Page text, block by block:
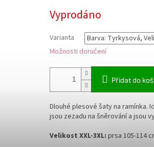
cena:
Vyprodáno
Varianta
Možnosti doručení
Přidat do
Dlouhé plesové šaty na ramínka.
jsou zezadu na šněrování a jsou
Velikost XXL-3XL: prsa 105-114